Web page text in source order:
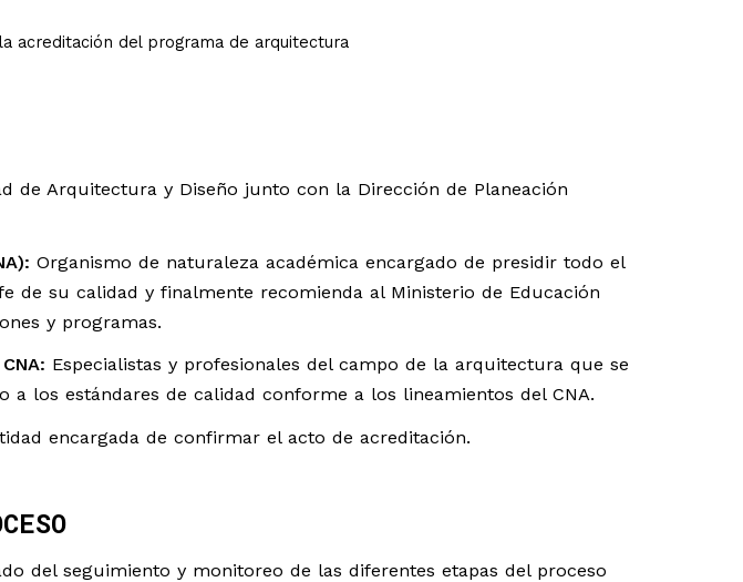
acreditación del programa de arquitectura
de Arquitectura y Diseño junto con la Dirección de Planeación
Organismo de naturaleza académica encargado de presidir todo el
de su calidad y finalmente recomienda al Ministerio de Educación
y programas.​
Especialistas y profesionales del campo de la arquitectura que se
a los estándares de calidad conforme a los lineamientos del CNA.​
encargada de confirmar el acto de acreditación.
del seguimiento y monitoreo de las diferentes etapas del proceso